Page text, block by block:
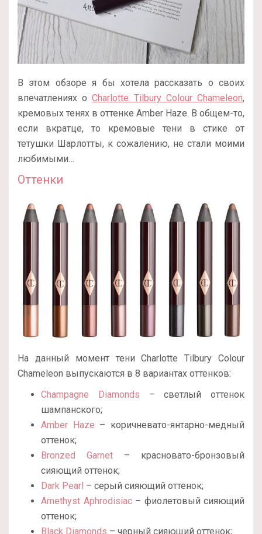
В этом обзоре я бы хотела рассказать о своих
впечатлениях оCharlotte Tilbury Colour Chameleon,
кремовых тенях в оттенке Amber Haze. В общем-то,
если вкратце, то кремовые тени в стике от
тетушки Шарлотты, к сожалению, не стали моими
любимыми…
Оттенки
На данный момент тени Charlotte Tilbury Colour
Chameleon выпускаются в 8 вариантах оттенков:
Champagne Diamonds – светлый оттенок
шампанского;
Amber Haze – коричневато-янтарно-медный
оттенок;
Bronzed Garnet – красновато-бронзовый
сияющий оттенок;
Dark Pearl – серый сияющий оттенок;
Amethyst Aphrodisiac– фиолетовый сияющий
оттенок;
Black Diamonds – черный сияющий оттенок;